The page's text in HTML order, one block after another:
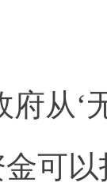
府从‘
可